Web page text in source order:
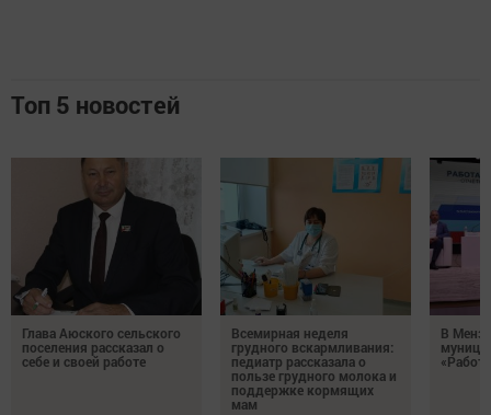
Топ 5 новостей
Глава Аюского сельского
поселения рассказал о
себе и своей работе
Всемирная неделя
грудного вскармливания:
педиатр рассказала о
пользе грудного молока и
поддержке кормящих
мам
В